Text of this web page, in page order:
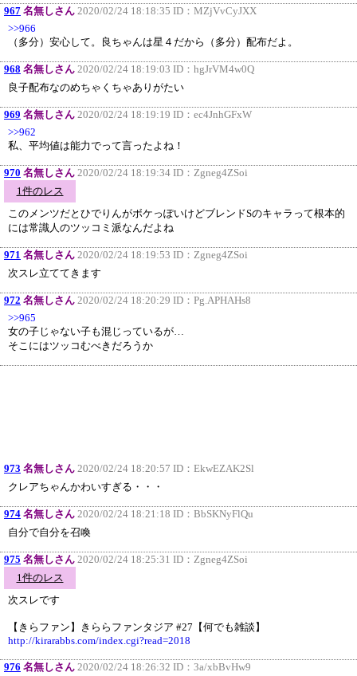
967 名無しさん 2020/02/24 18:18:35 ID： MZjVvCyJXX
>>966
（多分）安心して。良ちゃんは星４だから（多分）配布だよ。
968 名無しさん 2020/02/24 18:19:03 ID： hgJrVM4w0Q
良子配布なのめちゃくちゃありがたい
969 名無しさん 2020/02/24 18:19:19 ID： ec4JnhGFxW
>>962
私、平均値は能力でって言ったよね！
970 名無しさん 2020/02/24 18:19:34 ID： Zgneg4ZSoi
1件のレス
このメンツだとひでりんがボケっぽいけどブレンドSのキャラって根本的
には常識人のツッコミ派なんだよね
971 名無しさん 2020/02/24 18:19:53 ID： Zgneg4ZSoi
次スレ立ててきます
972 名無しさん 2020/02/24 18:20:29 ID： Pg.APHAHs8
>>965
女の子じゃない子も混じっているが…
そこにはツッコむべきだろうか
973 名無しさん 2020/02/24 18:20:57 ID： EkwEZAK2Sl
クレアちゃんかわいすぎる・・・
974 名無しさん 2020/02/24 18:21:18 ID： BbSKNyFlQu
自分で自分を召喚
975 名無しさん 2020/02/24 18:25:31 ID： Zgneg4ZSoi
1件のレス
次スレです
【きらファン】きららファンタジア #27【何でも雑談】
http://kirarabbs.com/index.cgi?read=2018
976 名無しさん 2020/02/24 18:26:32 ID： 3a/xbBvHw9